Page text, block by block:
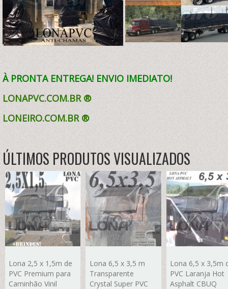
À PRONTA ENTREGA! ENVIO IMEDIATO!
LONAPVC.COM.BR ®
LONEIRO.COM.BR ®
ÚLTIMOS PRODUTOS VISUALIZADOS
Lona 2,5 x 1,5m de
PVC Premium para
Caminhão Vinil
Lona 6,5 x 3,5 m
Transparente
Crystal Super PVC
Lona 6,5 x 3,5m
PVC Laranja Hot
Asphalt CBUQ